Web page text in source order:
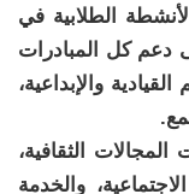
الطلابية في
دعم كل المبادرات
والإبداعية،
الثقافية،
والخدمة